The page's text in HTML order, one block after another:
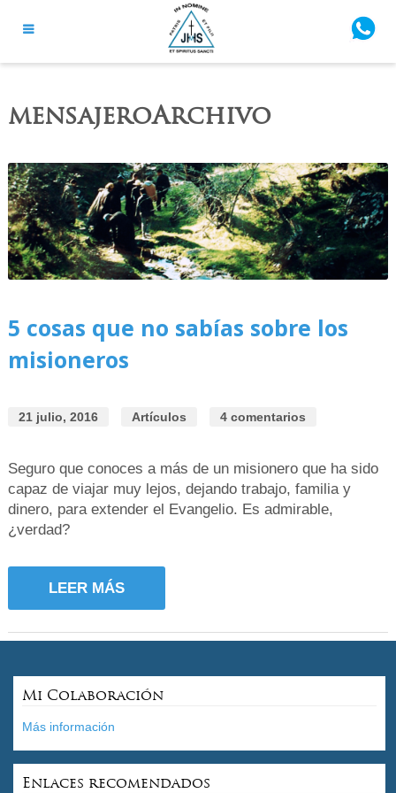
mensajeroArchivo
5 cosas que no sabías sobre los
misioneros
21 julio, 2016 Artículos 4 comentarios
Seguro que conoces a más de un misionero que ha sido
capaz de viajar muy lejos, dejando trabajo, familia y
dinero, para extender el Evangelio. Es admirable,
¿verdad?
LEER MÁS
Mi Colaboración
Más información
Enlaces recomendados